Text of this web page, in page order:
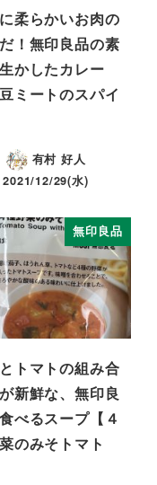
柔らかいお肉の
！無印良品の素
かしたカレー
豆ミートのスパイ
有村 好人
2021/12/29(水)
無印良品
トマトの組み合
新鮮な、無印良
べるスープ【４
のみそトマト